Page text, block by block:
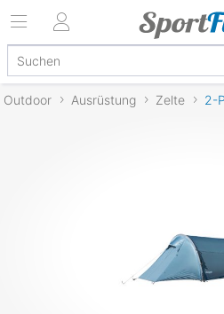
Outdoor Ausrüstung Zelte 2-